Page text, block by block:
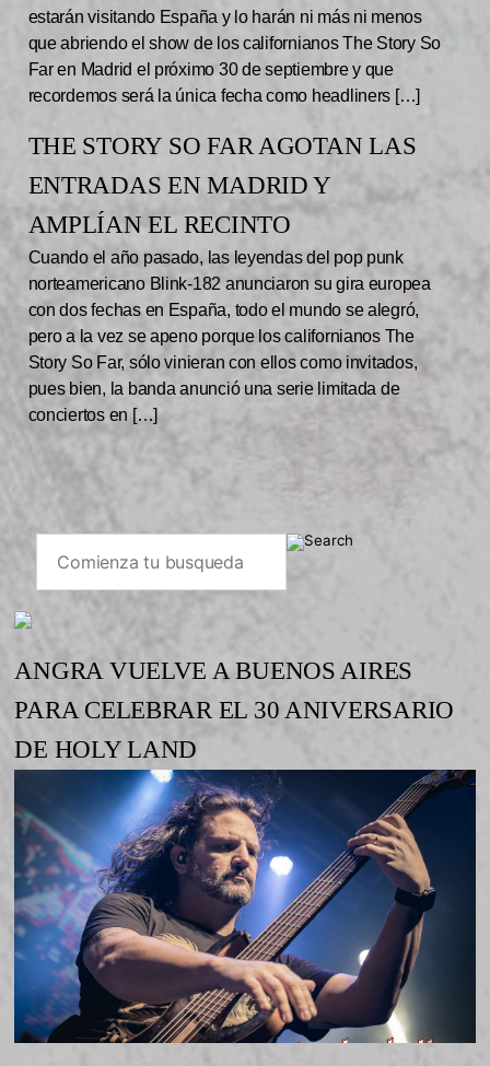
estarán visitando España y lo harán ni más ni menos
que abriendo el show de los californianos The Story So
Far en Madrid el próximo 30 de septiembre y que
recordemos será la única fecha como headliners […]
THE STORY SO FAR AGOTAN LAS
ENTRADAS EN MADRID Y
AMPLÍAN EL RECINTO
Cuando el año pasado, las leyendas del pop punk
norteamericano Blink-182 anunciaron su gira europea
con dos fechas en España, todo el mundo se alegró,
pero a la vez se apeno porque los californianos The
Story So Far, sólo vinieran con ellos como invitados,
pues bien, la banda anunció una serie limitada de
conciertos en […]
ANGRA VUELVE A BUENOS AIRES
PARA CELEBRAR EL 30 ANIVERSARIO
DE HOLY LAND